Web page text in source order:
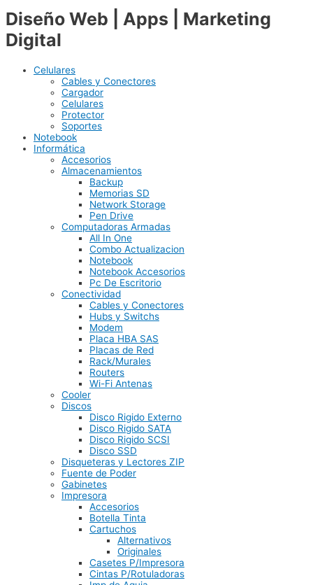
Diseño Web | Apps | Marketing
Digital
Celulares
Cables y Conectores
Cargador
Celulares
Protector
Soportes
Notebook
Informática
Accesorios
Almacenamientos
Backup
Memorias SD
Network Storage
Pen Drive
Computadoras Armadas
All In One
Combo Actualizacion
Notebook
Notebook Accesorios
Pc De Escritorio
Conectividad
Cables y Conectores
Hubs y Switchs
Modem
Placa HBA SAS
Placas de Red
Rack/Murales
Routers
Wi-Fi Antenas
Cooler
Discos
Disco Rigido Externo
Disco Rigido SATA
Disco Rigido SCSI
Disco SSD
Disqueteras y Lectores ZIP
Fuente de Poder
Gabinetes
Impresora
Accesorios
Botella Tinta
Cartuchos
Alternativos
Originales
Casetes P/Impresora
Cintas P/Rotuladoras